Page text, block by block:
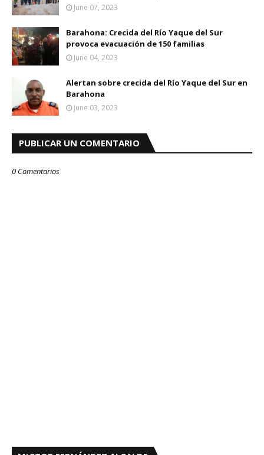
June 07, 2023
Barahona: Crecida del Río Yaque del Sur
provoca evacuación de 150 familias
June 04, 2023
Alertan sobre crecida del Río Yaque del Sur en
Barahona
June 03, 2023
PUBLICAR UN COMENTARIO
0 Comentarios